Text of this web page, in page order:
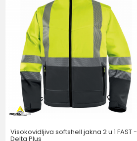
Poruka
POŠALJI
Visokovidljiva softshell jakna 2 u 1 FAST -
Delta Plus